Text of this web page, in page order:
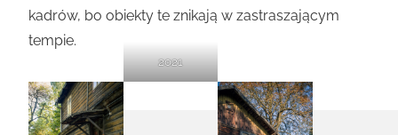
kadrów, bo obiekty te znikają w zastraszającym
tempie.
2021